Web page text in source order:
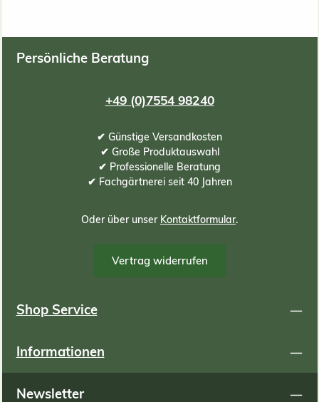
Persönliche Beratung
+49 (0)7554 98240
✔ Günstige Versandkosten
✔ Große Produktauswahl
✔ Professionelle Beratung
✔ Fachgärtnerei seit 40 Jahren
Oder über unser Kontaktformular.
Vertrag widerrufen
Shop Service
Informationen
Newsletter